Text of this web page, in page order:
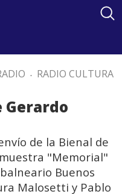
. RADIO CULTURA
Gerardo
de la Bienal de
"Memorial"
Buenos
Malosetti y Pablo